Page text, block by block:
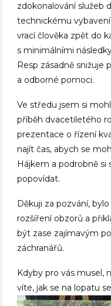
zdokonalování služeb
technickému
vrací člověka zpět do
s minimálními
Resp zásadně snižuje
a odborné pomoci.
Ve středu jsem si
příběh dvacetiletého
prezentace o řízení
najít čas, abych se
Hájkem a podrobně
popovídat.
Děkuji za pozvání,
rozšíření obzorů a
být zase zajímavým
záchranářů.
Kdyby pro vás musel,
víte, jak se na lopatu